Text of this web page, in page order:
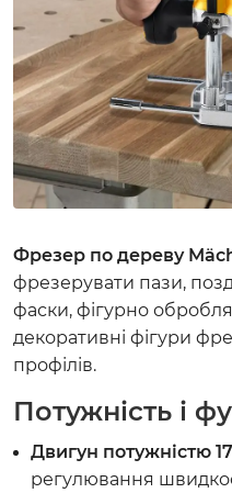
Фрезер по дереву
фрезерувати пази,
фаски, фігурно
декоративні фігури
профілів.
Потужність і
Двигун потужністю
регулювання